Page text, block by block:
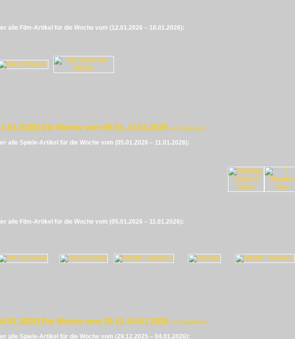
alle Film-Artikel für die Woche vom (12.01.2026 – 18.01.2026):
Die Woche vom 05.01.-11.01.2026 von Panikmike
alle Spiele-Artikel für die Woche vom (05.01.2026 – 11.01.2026):
alle Film-Artikel für die Woche vom (05.01.2026 – 11.01.2026):
Die Woche vom 29.12.-04.01.2026 von Panikmike
alle Spiele-Artikel für die Woche vom (29.12.2025 – 04.01.2026):